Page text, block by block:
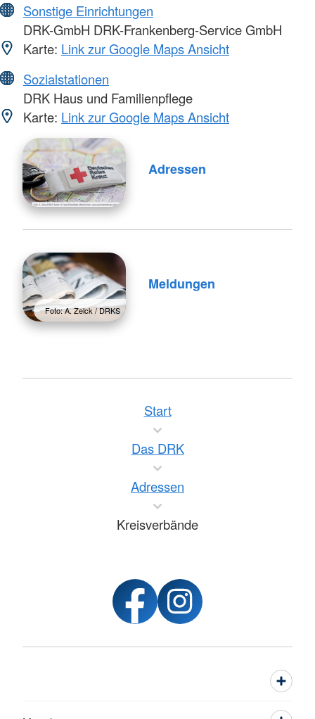
Sonstige Einrichtungen
DRK-GmbH DRK-Frankenberg-Service GmbH
Karte: Link zur Google Maps Ansicht
Sozialstationen
DRK Haus und Familienpflege
Karte: Link zur Google Maps Ansicht
Adressen
Foto: A. Zelck / DRKS
Meldungen
Start
Das DRK
Adressen
Kreisverbände